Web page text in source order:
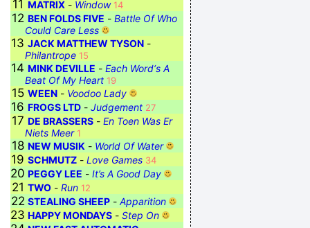
11 MATRIX - Window 14
12 BEN FOLDS FIVE - Battle Of Who
Could Care Less
13 JACK MATTHEW TYSON -
Philantrope 15
14 MINK DEVILLE - Each Word‘s A
Beat Of My Heart 19
15 WEEN - Voodoo Lady
16 FROGS LTD - Judgement 27
17 DE BRASSERS - En Toen Was Er
Niets Meer 1
18 NEW MUSIK - World Of Water
19 SCHMUTZ - Love Games 34
20 PEGGY LEE - It’s A Good Day
21 TWO - Run 12
22 STEALING SHEEP - Apparition
23 HAPPY MONDAYS - Step On